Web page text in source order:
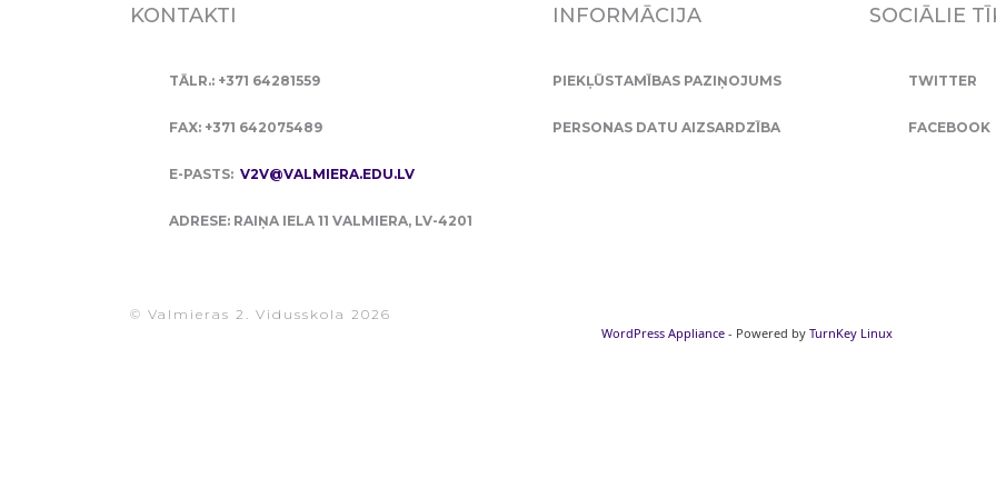
KONTAKTI
TĀLR.: +371 64281559
FAX: +371 642075489
E-PASTS: V2V@VALMIERA.EDU.LV
ADRESE: RAIŅA IELA 11 VALMIERA, LV-4201
INFORMĀCIJA
PIEKĻŪSTAMĪBAS PAZIŅOJUMS
PERSONAS DATU AIZSARDZĪBA
SOCIĀLIE
TWITTER
FACEBOOK
© Valmieras 2. Vidusskola 2026
WordPress Appliance - Powered by TurnKey Linux